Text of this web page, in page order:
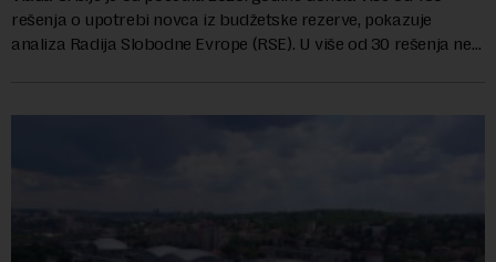
rešenja o upotrebi novca iz budžetske rezerve, pokazuje
analiza Radija Slobodne Evrope (RSE). U više od 30 rešenja ne